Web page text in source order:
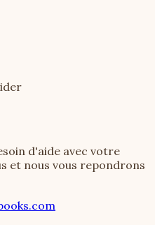
d'aide avec votre
et nous vous repondrons